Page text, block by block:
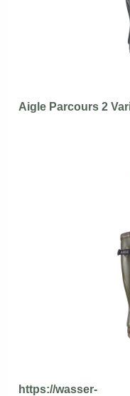
Aigle Parcours 2
https://wasser-